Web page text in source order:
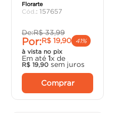
Florarte
: 157657
De:R$ 33,99
Por:R$ 19,90
41%
à vista no pix
Em até 1x de
R$ 19,90 sem juros
Comprar